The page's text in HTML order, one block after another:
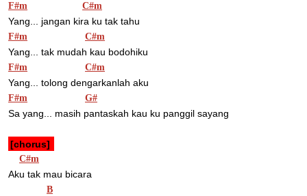
F#m C#m
Yang... jangan kira ku tak tahu
F#m C#m
Yang... tak mudah kau bodohiku
F#m C#m
Yang... tolong dengarkanlah aku
F#m G#
Sa yang... masih pantaskah kau ku panggil sayang
[chorus]
C#m
Aku tak mau bicara
B